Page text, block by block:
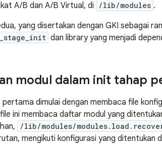
A/B dan A/B Virtual, di
/lib/modules .
yang disertakan dengan GKI sebagai
dan library yang menjadi
modul dalam init tahap
dimulai dengan membaca file
ini membaca daftar modul yang
/lib/modules/
mengikuti konfigurasi yang ditentukan